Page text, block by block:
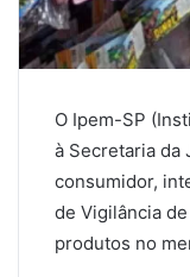
O Ipem-SP
à Secretaria da
consumidor,
de Vigilância
produtos no